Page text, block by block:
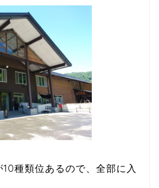
種類位あるので、全部に入